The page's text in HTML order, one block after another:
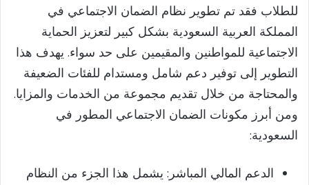
للطلاب فقد تم تطوير نظام الضمان الاجتماعي في
المملكة العربية السعودية بشكل كبير لتعزيز الحماية
الاجتماعية للمواطنين والمقيمين على حد سواء. يهدف هذا
التطوير إلى توفير دعم شامل ومستدام للفئات الضعيفة
والمحتاجة من خلال تقديم مجموعة من الخدمات والمزايا.
ومن أبرز مكونات الضمان الاجتماعي المطور في
السعودية:
الدعم المالي المباشر: يشمل هذا الجزء من النظام